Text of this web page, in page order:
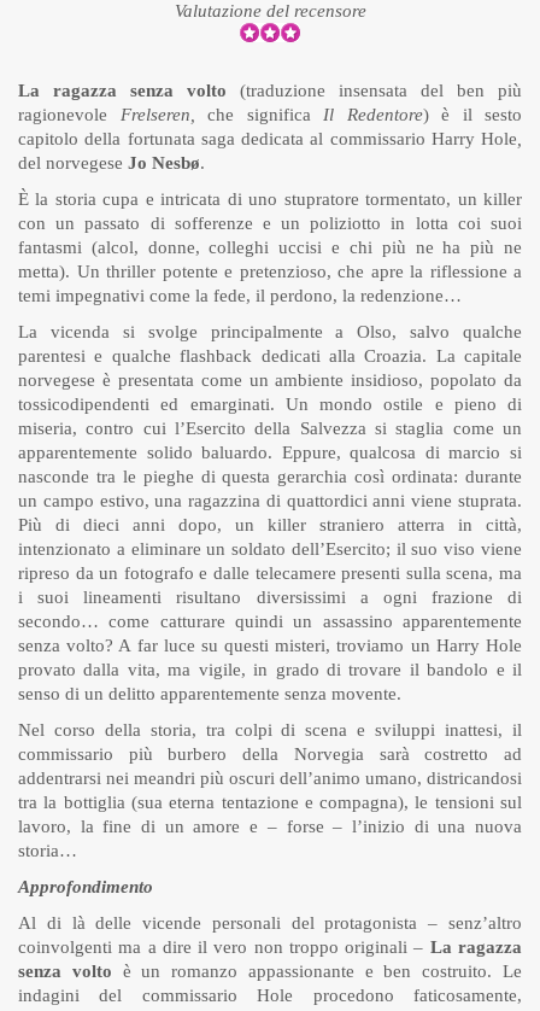
Valutazione del recensore
La ragazza senza volto (traduzione insensata del ben più
ragionevole Frelseren, che significa Il Redentore) è il sesto
capitolo della fortunata saga dedicata al commissario Harry Hole
del norvegese Jo Nesbø.
È la storia cupa e intricata di uno stupratore tormentato, un killer
con un passato di sofferenze e un poliziotto in lotta coi suoi
fantasmi (alcol, donne, colleghi uccisi e chi più ne ha più ne
metta). Un thriller potente e pretenzioso, che apre la riflessione a
temi impegnativi come la fede, il perdono, la redenzione…
La vicenda si svolge principalmente a Olso, salvo qualche
parentesi e qualche flashback dedicati alla Croazia. La capitale
norvegese è presentata come un ambiente insidioso, popolato da
tossicodipendenti ed emarginati. Un mondo ostile e pieno di
miseria, contro cui l’Esercito della Salvezza si staglia come un
apparentemente solido baluardo. Eppure, qualcosa di marcio si
nasconde tra le pieghe di questa gerarchia così ordinata: durante
un campo estivo, una ragazzina di quattordici anni viene stuprata.
Più di dieci anni dopo, un killer straniero atterra in città,
intenzionato a eliminare un soldato dell’Esercito; il suo viso viene
ripreso da un fotografo e dalle telecamere presenti sulla scena, ma
i suoi lineamenti risultano diversissimi a ogni frazione di
secondo… come catturare quindi un assassino apparentemente
senza volto? A far luce su questi misteri, troviamo un Harry Hole
provato dalla vita, ma vigile, in grado di trovare il bandolo e il
senso di un delitto apparentemente senza movente.
Nel corso della storia, tra colpi di scena e sviluppi inattesi, il
commissario più burbero della Norvegia sarà costretto ad
addentrarsi nei meandri più oscuri dell’animo umano, districandosi
tra la bottiglia (sua eterna tentazione e compagna), le tensioni sul
lavoro, la fine di un amore e – forse – l’inizio di una nuova
storia…
Approfondimento
Al di là delle vicende personali del protagonista – senz’altro
coinvolgenti ma a dire il vero non troppo originali – La ragazza
senza volto è un romanzo appassionante e ben costruito. Le
indagini del commissario Hole procedono faticosamente,